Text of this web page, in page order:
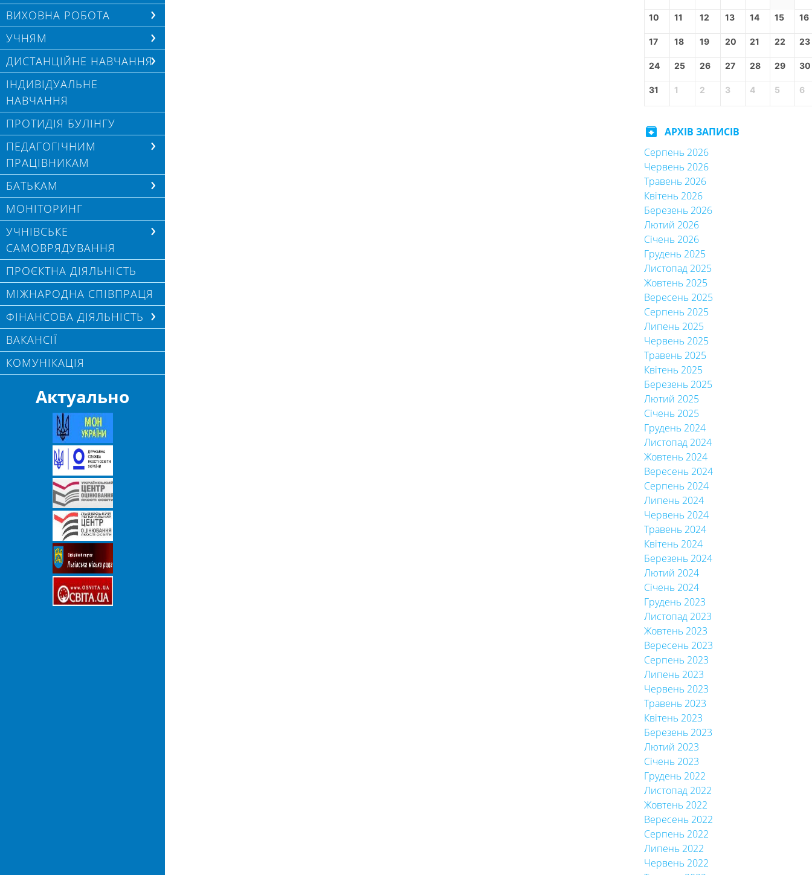
ВИХОВНА РОБОТА
УЧНЯМ
ДИСТАНЦІЙНЕ НАВЧАННЯ
ІНДИВІДУАЛЬНЕ
НАВЧАННЯ
ПРОТИДІЯ БУЛІНГУ
ПЕДАГОГІЧНИМ
ПРАЦІВНИКАМ
БАТЬКАМ
МОНІТОРИНГ
УЧНІВСЬКЕ
САМОВРЯДУВАННЯ
ПРОЄКТНА ДІЯЛЬНІСТЬ
МІЖНАРОДНА СПІВПРАЦЯ
ФІНАНСОВА ДІЯЛЬНІСТЬ
ВАКАНСІЇ
КОМУНІКАЦІЯ
Актуально
10 11 12 13 14 15 16
17 18 19 20 21 22 23
24 25 26 27 28 29 30
31 1 2 3 4 5 6
archive АРХІВ ЗАПИСІВ
Серпень 2026
Червень 2026
Травень 2026
Квітень 2026
Березень 2026
Лютий 2026
Січень 2026
Грудень 2025
Листопад 2025
Жовтень 2025
Вересень 2025
Серпень 2025
Липень 2025
Червень 2025
Травень 2025
Квітень 2025
Березень 2025
Лютий 2025
Січень 2025
Грудень 2024
Листопад 2024
Жовтень 2024
Вересень 2024
Серпень 2024
Липень 2024
Червень 2024
Травень 2024
Квітень 2024
Березень 2024
Лютий 2024
Січень 2024
Грудень 2023
Листопад 2023
Жовтень 2023
Вересень 2023
Серпень 2023
Липень 2023
Червень 2023
Травень 2023
Квітень 2023
Березень 2023
Лютий 2023
Січень 2023
Грудень 2022
Листопад 2022
Жовтень 2022
Вересень 2022
Серпень 2022
Липень 2022
Червень 2022